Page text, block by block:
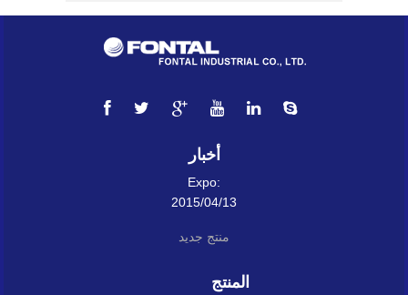
أخبار
Expo:
2015/04/13
منتج جديد
المنتج